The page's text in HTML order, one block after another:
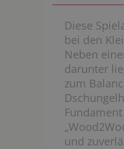
Diese
bei den
Neben
darunter
zum
und